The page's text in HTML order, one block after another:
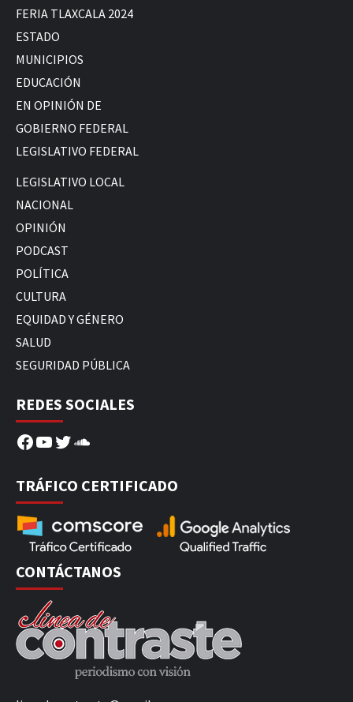
FERIA TLAXCALA 2024
ESTADO
MUNICIPIOS
EDUCACIÓN
EN OPINIÓN DE
GOBIERNO FEDERAL
LEGISLATIVO FEDERAL
LEGISLATIVO LOCAL
NACIONAL
OPINIÓN
PODCAST
POLÍTICA
CULTURA
EQUIDAD Y GÉNERO
SALUD
SEGURIDAD PÚBLICA
REDES SOCIALES
Facebook
YouTube
Twitter
SoundCloud
TRÁFICO CERTIFICADO
CONTÁCTANOS